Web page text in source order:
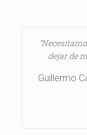
dejar de
Guillermo